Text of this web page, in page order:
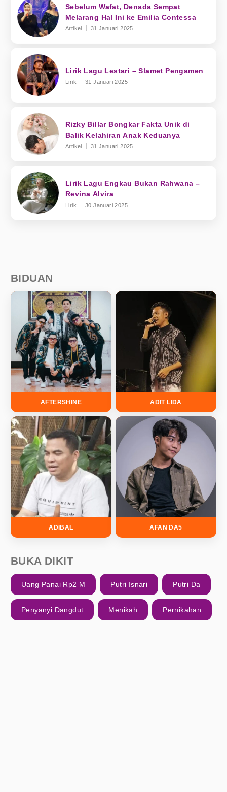
Sebelum Wafat, Denada Sempat
Melarang Hal Ini ke Emilia Contessa
Artikel 31 Januari 2025
Lirik Lagu Lestari – Slamet Pengamen
Lirik 31 Januari 2025
Rizky Billar Bongkar Fakta Unik di
Balik Kelahiran Anak Keduanya
Artikel 31 Januari 2025
Lirik Lagu Engkau Bukan Rahwana –
Revina Alvira
Lirik 30 Januari 2025
BIDUAN
AFTERSHINE ADIT LIDA
ADIBAL AFAN DA5
BUKA DIKIT
Uang Panai Rp2 M Putri Isnari Putri Da
Penyanyi Dangdut Menikah Pernikahan